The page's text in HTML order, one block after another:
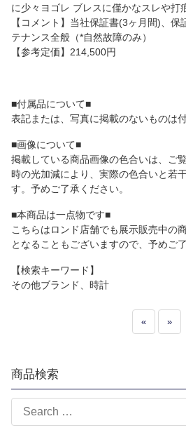
に少々ヨゴレ ブレスに僅かなスレや打
【コメント】当社保証書(3ヶ月間)、
テナンス全般（*自然故障のみ）
【参考定価】214,500円
■付属品について■
表記または、写真に掲載のないものは
■画像について■
掲載している商品画像の色合いは、ご
時の光加減により、実際の色合いと若
す。予めご了承ください。
■本商品は一点物です■
こちらはロンド店舗でも展示販売中の
となることもございますので、予めご
【検索キーワード】
その他ブランド、時計
« »
商品検索